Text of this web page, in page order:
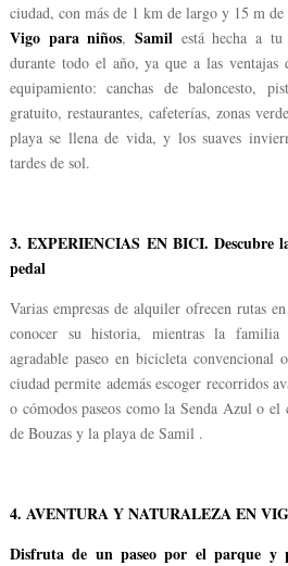
ciudad, con más de 1 km de largo y 15 m de
Vigo para niños,Samil está hecha a
durante todo el año, ya que a las ventajas
equipamiento: canchas de baloncesto,
gratuito, restaurantes, cafeterías, zonas
playa se llena de vida, y los suaves
tardes de sol.
3.EXPERIENCIAS EN BICI. Descubre
pedal
Varias empresas de alquiler ofrecen rutas
conocer su historia, mientras la
agradable paseo en bicicleta
ciudad permite además escoger recorridos
o cómodos paseos como la Senda Azul o
de Bouzas y la playa de Samil .
4. AVENTURA Y NATURALEZA EN
Disfruta de un paseo por elparque y